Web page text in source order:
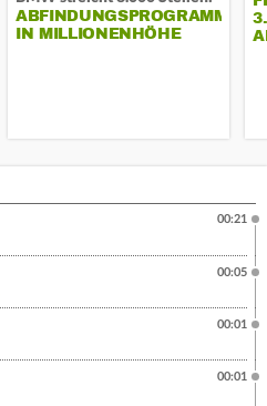
ABFINDUNGSPROGRAMM
IN MILLIONENHÖHE
00:21
00:05
00:01
00:01